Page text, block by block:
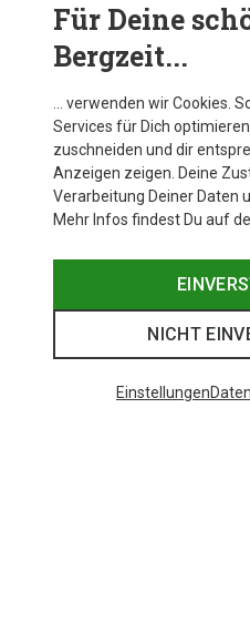
Für Deine
Bergzeit...
… verwenden wir Cookies.
Services für Dich
zuschneiden und dir
Anzeigen zeigen. Deine
Verarbeitung Deiner Daten
Mehr Infos findest Du auf
NICHT
Einstellungen